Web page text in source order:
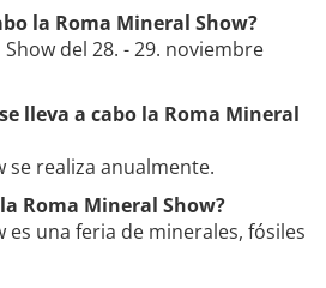
la Roma Mineral Show?
del 28. - 29. noviembre
lleva a cabo la Roma Mineral
se realiza anualmente.
Roma Mineral Show?
es una feria de minerales, fósiles